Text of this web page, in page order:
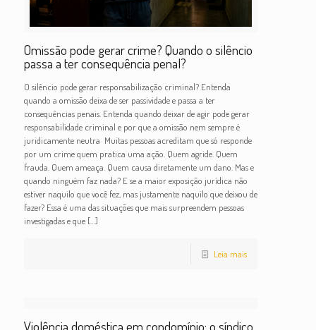
Omissão pode gerar crime? Quando o silêncio
passa a ter consequência penal?
O silêncio pode gerar responsabilização criminal? Entenda
quando a omissão deixa de ser passividade e passa a ter
consequências penais. Entenda quando deixar de agir pode gerar
responsabilidade criminal e por que a omissão nem sempre é
juridicamente neutra Muitas pessoas acreditam que só responde
por um crime quem pratica uma ação. Quem agride. Quem
frauda. Quem ameaça. Quem causa diretamente um dano. Mas e
quando ninguém faz nada? E se a maior exposição jurídica não
estiver naquilo que você fez, mas justamente naquilo que deixou de
fazer? Essa é uma das situações que mais surpreendem pessoas
investigadas e que[…]
Leia mais
Violência doméstica em condomínio: o síndico